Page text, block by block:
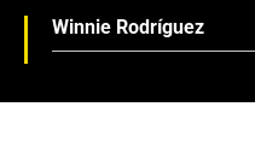
Winnie Rodríguez